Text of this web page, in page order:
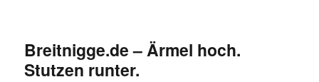
Breitnigge.de – Ärmel hoch.
Stutzen runter.